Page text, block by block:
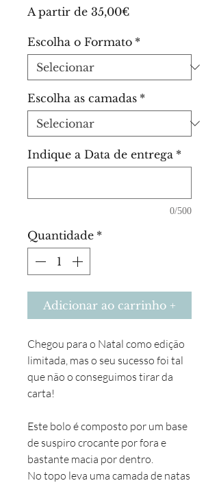
A partir de 35,00€Preço
Escolha o Formato *
Escolha as camadas *
Indique a Data de entrega *
0/500
Quantidade *
Adicionar ao carrinho +
Chegou para o Natal como edição
limitada, mas o seu sucesso foi tal
que não o conseguimos tirar da
carta!
Este bolo é composto por um base
de suspiro crocante por fora e
bastante macia por dentro.
No topo leva uma camada de natas